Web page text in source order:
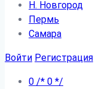
Н. Новгород
Пермь
Самара
Войти Регистрация
0 /* 0 */